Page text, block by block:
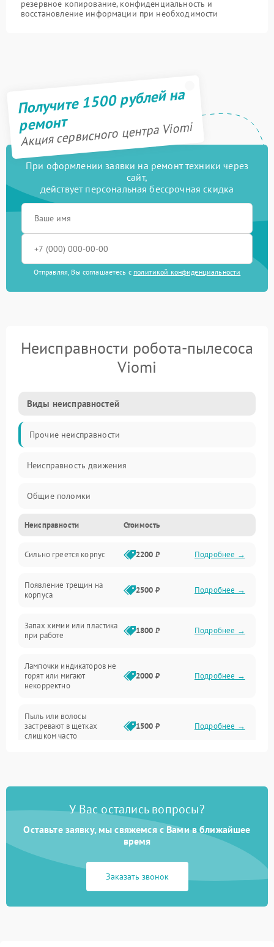
резервное копирование, конфиденциальность и
восстановление информации при необходимости
Получите 1500 рублей на
ремонт
Акция сервисного центра Viomi
При оформлении заявки на ремонт техники через
сайт,
действует персональная бессрочная скидка
Отправляя, Вы соглашаетесь с политикой конфиденциальности
Неисправности робота-пылесоса
Viomi
Виды неисправностей
Прочие неисправности
Неисправность движения
Общие поломки
Неисправность датчиков
Неисправность программного обеспечения
Проблемы с сигналом
Батарея
Программные сбои
Неисправности Стоимость
Сильно греется корпус 2200 ₽ Подробнее →
Появление трещин на
корпуса
2500 ₽ Подробнее →
Запах химии или пластика
при работе
1800 ₽ Подробнее →
Лампочки индикаторов не
горят или мигают
некорректно
2000 ₽ Подробнее →
Пыль или волосы
застревают в щетках
слишком часто
1500 ₽ Подробнее →
У Вас остались вопросы?
Оставьте заявку, мы свяжемся с Вами в ближайшее
время
Заказать звонок